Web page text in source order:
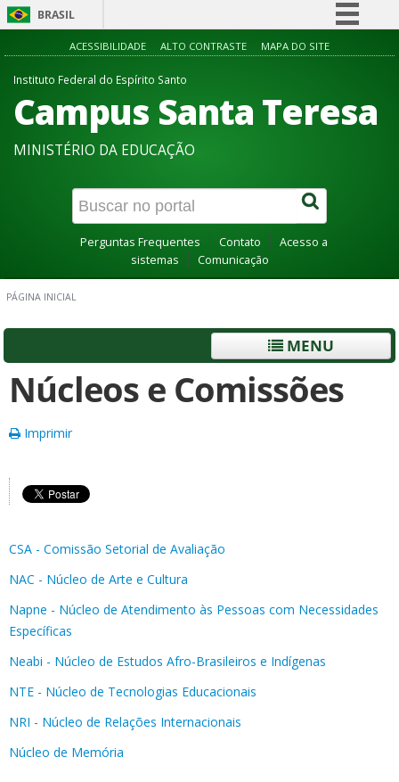
BRASIL
Simplifique!
Participe
Acesso à informação
Canais
ACESSIBILIDADE ALTO CONTRASTE MAPA DO SITE
Instituto Federal do Espírito Santo
Campus Santa Teresa
MINISTÉRIO DA EDUCAÇÃO
Perguntas Frequentes Contato
Acesso a
sistemas
Comunicação
PÁGINA INICIAL
MENU
Núcleos e Comissões
Imprimir
CSA - Comissão Setorial de Avaliação
NAC - Núcleo de Arte e Cultura
Napne - Núcleo de Atendimento às Pessoas com Necessidades
Específicas
Neabi - Núcleo de Estudos Afro-Brasileiros e Indígenas
NTE - Núcleo de Tecnologias Educacionais
NRI - Núcleo de Relações Internacionais
Núcleo de Memória